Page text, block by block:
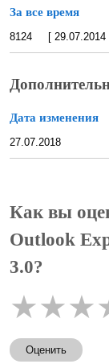
За все время
8124 [ 29.07.2014
Дата изменения
27.07.2018
Как вы
Outlook
3.0?
★★★
Оценить